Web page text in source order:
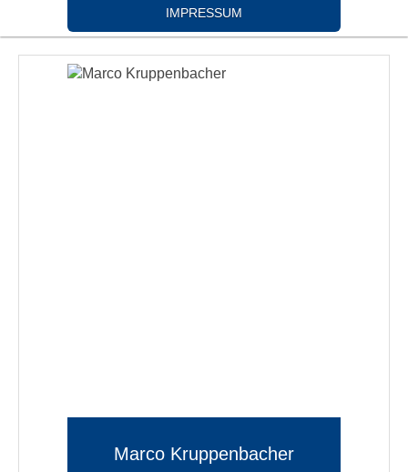
IMPRESSUM
Marco Kruppenbacher